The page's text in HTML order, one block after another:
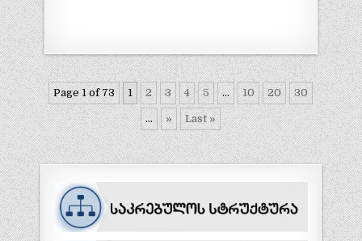
Page 1 of 73 1 2 3 4 5 ... 10 20 30
... » Last »